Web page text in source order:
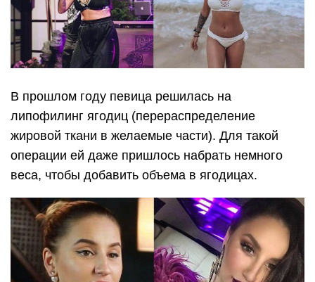
В прошлом году певица решилась на
липофилинг ягодиц (перераспределение
жировой ткани в желаемые части). Для такой
операции ей даже пришлось набрать немного
веса, чтобы добавить объема в ягодицах.